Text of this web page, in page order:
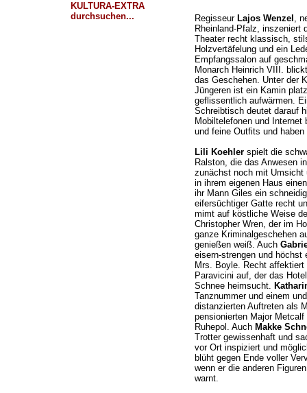
KULTURA-EXTRA
durchsuchen...
Regisseur Lajos Wenzel ,
Rheinland-Pfalz, inszeniert
Theater recht klassisch,
Holzvertäfelung und ein
Empfangssalon auf
Monarch Heinrich VIII.
das Geschehen. Unter der
Jüngeren ist ein Kamin
geflissentlich aufwärmen.
Schreibtisch deutet darauf
Mobiltelefonen und
und feine Outfits und
Lili Koehlerspielt die
Ralston, die das Anwesen
zunächst noch mit Umsicht
in ihrem eigenen Haus
ihr Mann Giles ein
eifersüchtiger Gatte recht
mimt auf köstliche Weise
Christopher Wren, der im
ganze Kriminalgeschehen
genießen weiß. Auch
eisern-strengen und höchst
Mrs. Boyle. Recht
Paravicini auf, der das
Schnee heimsucht.
Tanznummer und einem
distanzierten Auftreten als
pensionierten Major
Ruhepol. Auch Makke
Trotter gewissenhaft und
vor Ort inspiziert und
blüht gegen Ende voller
wenn er die anderen
warnt.